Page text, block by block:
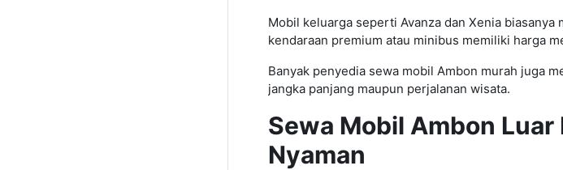
Mobil keluarga seperti Avanza dan Xenia
kendaraan premium atau minibus memiliki harga
Banyak penyedia sewa mobil Ambon murah juga
jangka panjang maupun perjalanan wisata.
Sewa Mobil Ambon
Nyaman